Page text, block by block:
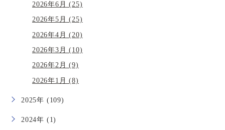
2026年6月 (25)
2026年5月 (25)
2026年4月 (20)
2026年3月 (10)
2026年2月 (9)
2026年1月 (8)
2025年 (109)
2024年 (1)